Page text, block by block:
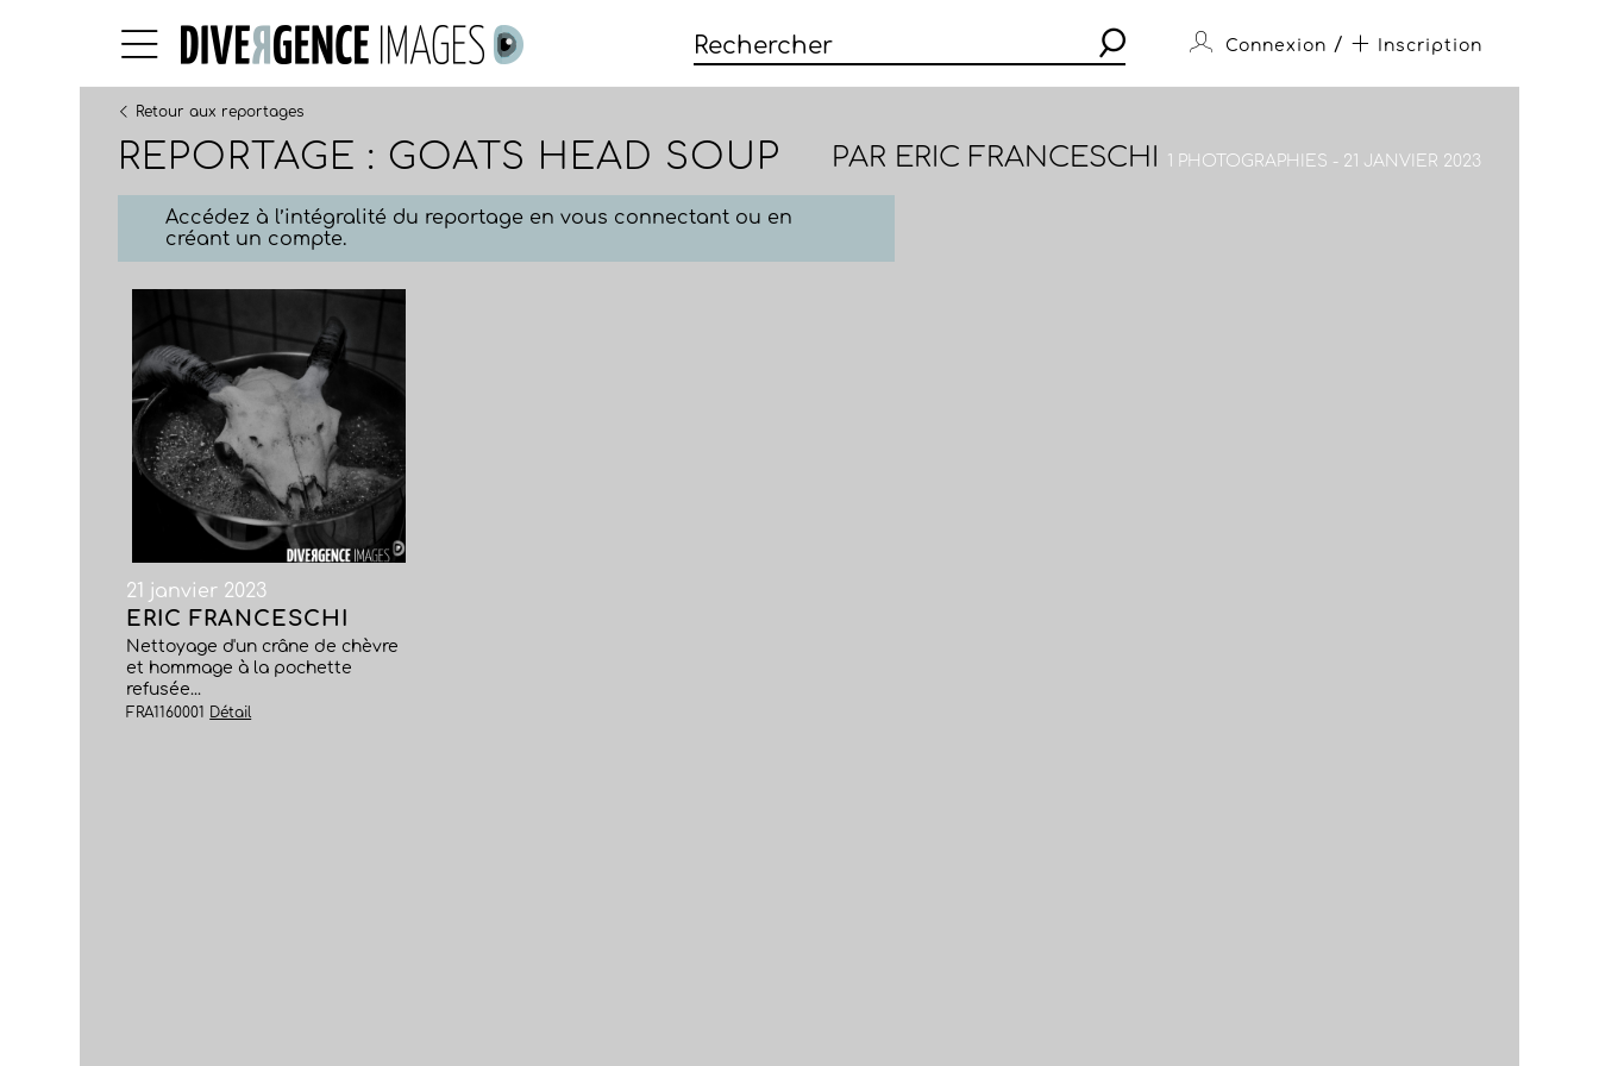
Connexion / Inscription
Retour aux reportages
REPORTAGE : GOATS HEAD SOUP PAR ERIC FRANCESCHI 1 PHOTOGRAPHIES - 21 JANVIER 2023
Accédez à l’intégralité du reportage en vous connectant ou en
créant un compte.
21 janvier 2023
ERIC FRANCESCHI
Nettoyage d'un crâne de chèvre
et hommage à la pochette
refusée...
FRA1160001 Détail